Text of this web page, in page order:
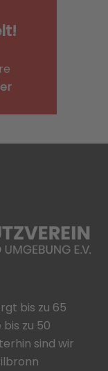
bis zu 65
zu 50
sind wir